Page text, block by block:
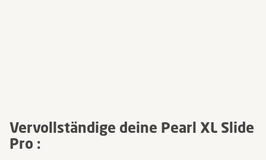
Vervollständige deine Pearl XL Slide
Pro :